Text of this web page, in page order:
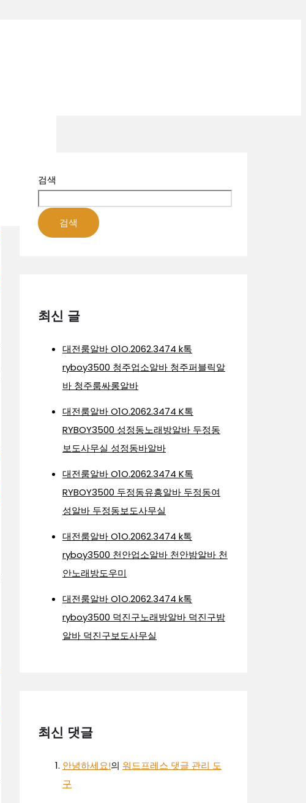
검색
검색
최신 글
대전룸알바 O1O.2062.3474 k톡
ryboy3500 청주업소알바 청주퍼블릭알
바 청주룸싸롱알바
대전룸알바 O1O.2062.3474 K톡
RYBOY3500 성정동노래방알바 두정동
보도사무실 성정동바알바
대전룸알바 O1O.2062.3474 K톡
RYBOY3500 두정동유흥알바 두정동여
성알바 두정동보도사무실
대전룸알바 O1O.2062.3474 k톡
ryboy3500 천안업소알바 천안밤알바 천
안노래방도우미
대전룸알바 O1O.2062.3474 k톡
ryboy3500 덕진구노래방알바 덕진구밤
알바 덕진구보도사무실
최신 댓글
안녕하세요!의 워드프레스 댓글 관리 도
구